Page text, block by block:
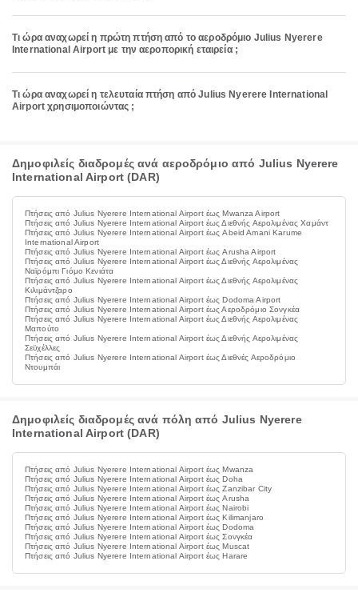
Τι ώρα αναχωρεί η πρώτη πτήση από το αεροδρόμιο Julius Nyerere
International Airport με την αεροπορική εταιρεία ;
Τι ώρα αναχωρεί η τελευταία πτήση από Julius Nyerere International
Airport χρησιμοποιώντας ;
Δημοφιλείς διαδρομές ανά αεροδρόμιο από Julius Nyerere
International Airport (DAR)
Πτήσεις από Julius Nyerere International Airport έως Mwanza Airport
Πτήσεις από Julius Nyerere International Airport έως Διεθνής Αερολιμένας Χαμάντ
Πτήσεις από Julius Nyerere International Airport έως Abeid Amani Karume
International Airport
Πτήσεις από Julius Nyerere International Airport έως Arusha Airport
Πτήσεις από Julius Nyerere International Airport έως Διεθνής Αερολιμένας
Ναϊρόμπι Γιόμο Κενιάτα
Πτήσεις από Julius Nyerere International Airport έως Διεθνής Αερολιμένας
Κιλιμάντζαρο
Πτήσεις από Julius Nyerere International Airport έως Dodoma Airport
Πτήσεις από Julius Nyerere International Airport έως Αεροδρόμιο Σονγκέα
Πτήσεις από Julius Nyerere International Airport έως Διεθνής Αερολιμένας
Μαπούτο
Πτήσεις από Julius Nyerere International Airport έως Διεθνής Αερολιμένας
Σεϋχέλλες
Πτήσεις από Julius Nyerere International Airport έως Διεθνές Αεροδρόμιο
Ντουμπάι
Δημοφιλείς διαδρομές ανά πόλη από Julius Nyerere
International Airport (DAR)
Πτήσεις από Julius Nyerere International Airport έως Mwanza
Πτήσεις από Julius Nyerere International Airport έως Doha
Πτήσεις από Julius Nyerere International Airport έως Zanzibar City
Πτήσεις από Julius Nyerere International Airport έως Arusha
Πτήσεις από Julius Nyerere International Airport έως Nairobi
Πτήσεις από Julius Nyerere International Airport έως Kilimanjaro
Πτήσεις από Julius Nyerere International Airport έως Dodoma
Πτήσεις από Julius Nyerere International Airport έως Σονγκέα
Πτήσεις από Julius Nyerere International Airport έως Muscat
Πτήσεις από Julius Nyerere International Airport έως Harare